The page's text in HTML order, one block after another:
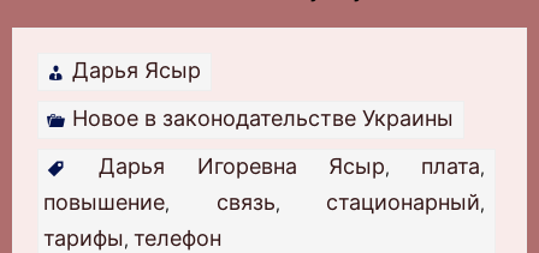
Дарья Ясыр
Новое в законодательстве Украины
Дарья Игоревна Ясыр, плата,
повышение, связь, стационарный,
тарифы, телефон